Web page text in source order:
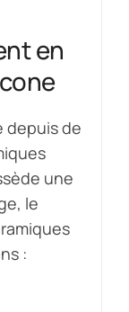
en
depuis de
une
le
: